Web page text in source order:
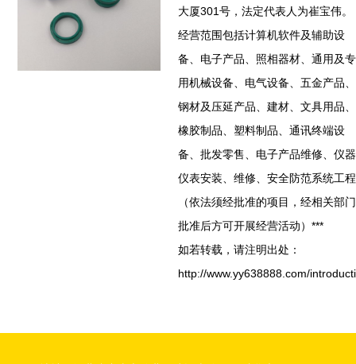
大厦301号，法定代表人为崔宝伟。
经营范围包括计算机软件及辅助设
备、电子产品、照相器材、通用及专
用机械设备、电气设备、五金产品、
钢材及压延产品、建材、文具用品、
橡胶制品、塑料制品、通讯终端设
备、批发零售、电子产品维修、仪器
仪表安装、维修、安全防范系统工程
（依法须经批准的项目，经相关部门
批准后方可开展经营活动）***
如若转载，请注明出处：
http://www.yy638888.com/